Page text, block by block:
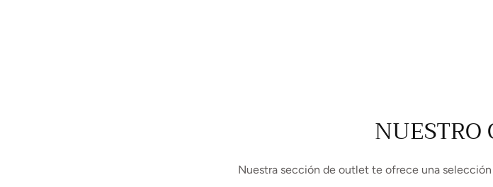
Nuestra sección de outlet te ofrece una